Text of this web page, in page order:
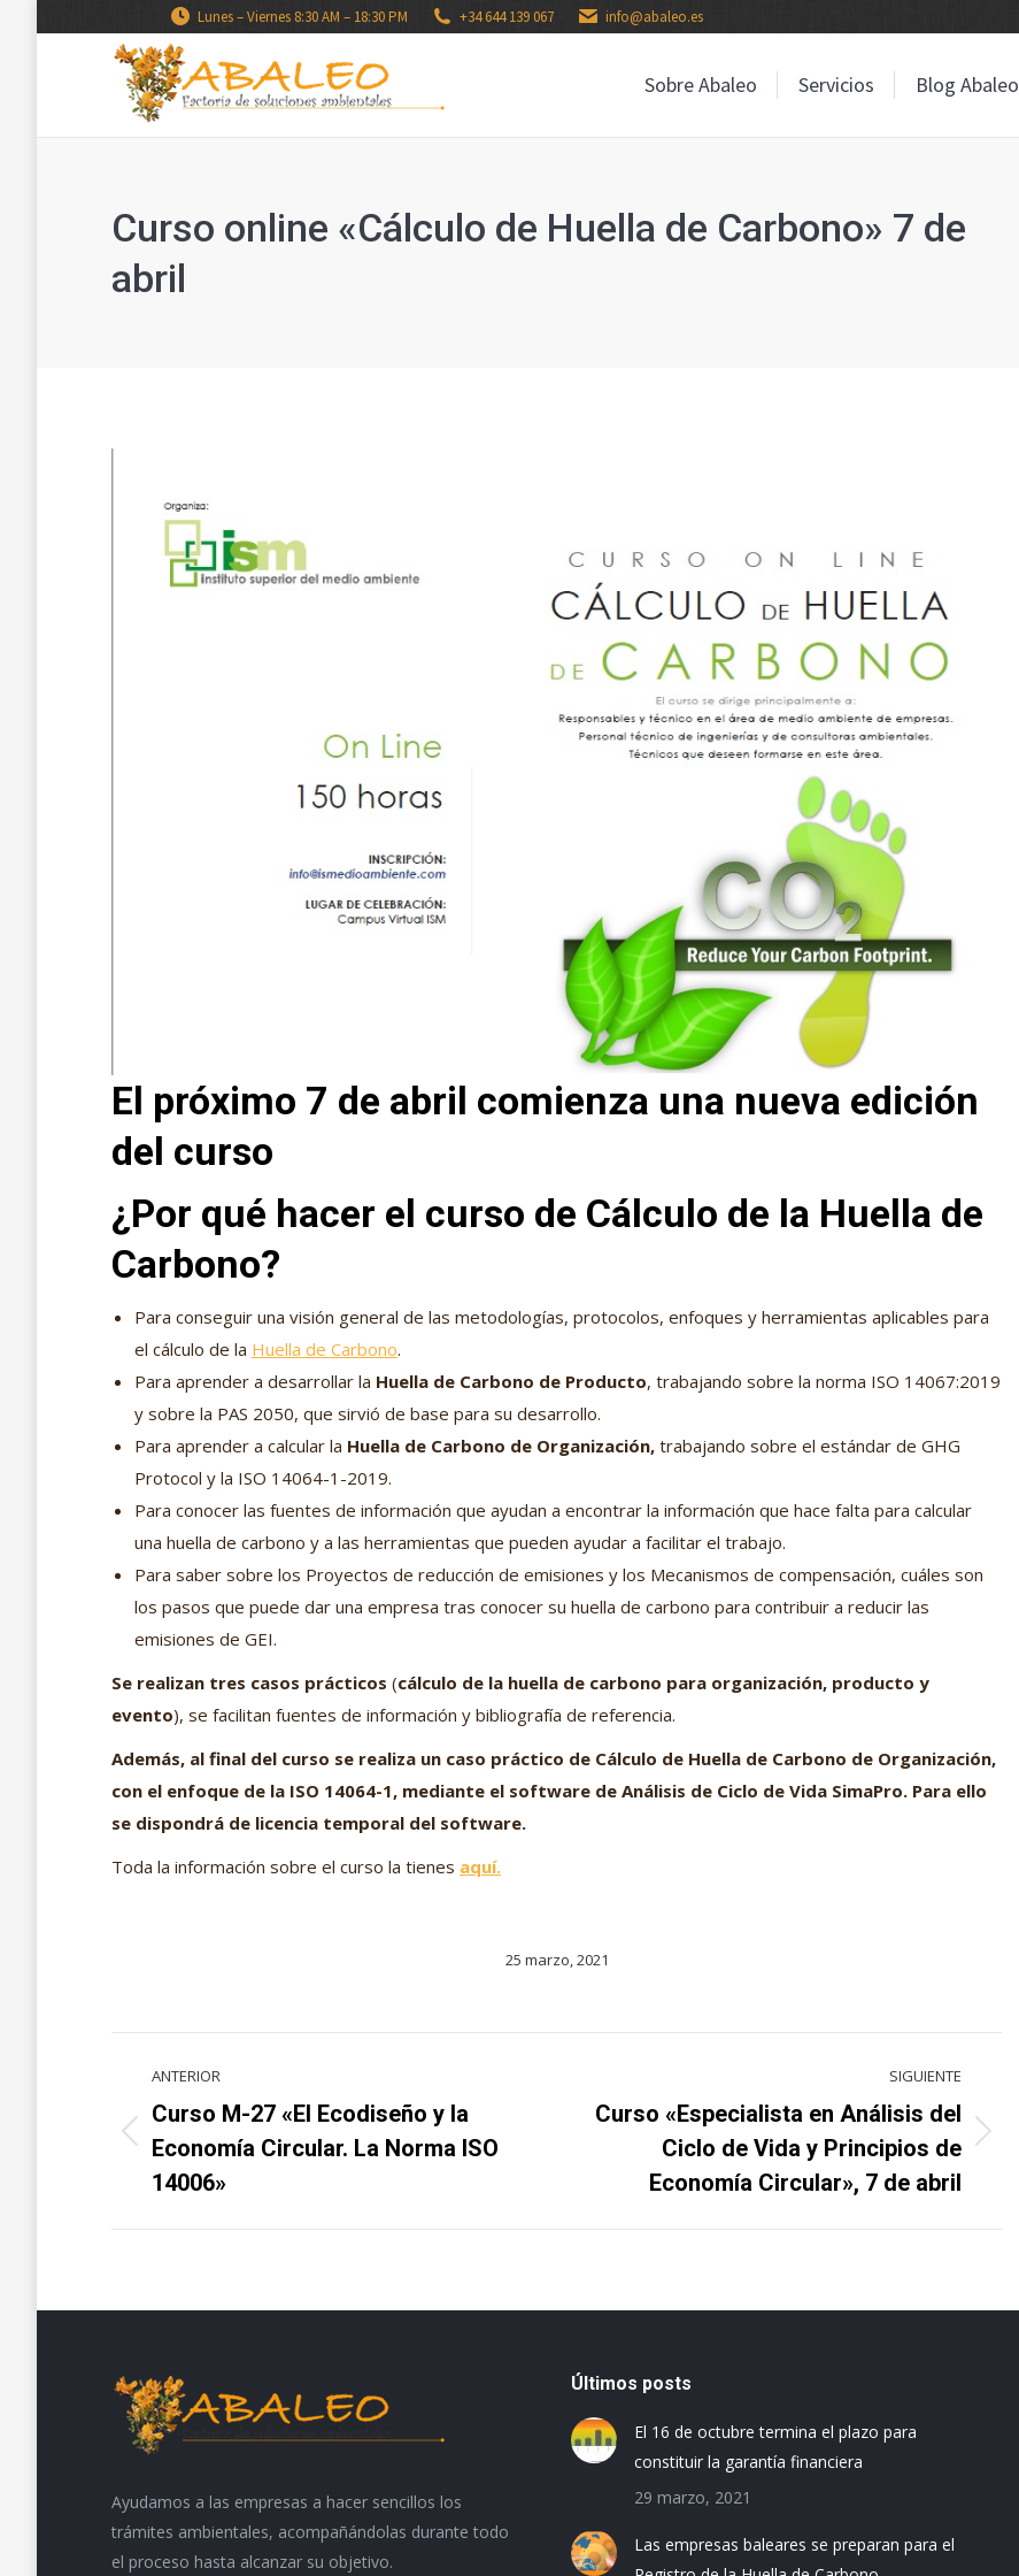
Lunes – Viernes 8:30 AM – 18:30 PM +34 644 139 067 info@abaleo.es
Sobre Abaleo Servicios Blog Abaleo
Curso online «Cálculo de Huella de Carbono» 7 de
abril
El próximo 7 de abril comienza una nueva edición
del curso
¿Por qué hacer el curso de Cálculo de la Huella de
Carbono?
Para conseguir una visión general de las metodologías, protocolos, enfoques y herramientas aplicables para
el cálculo de la Huella de Carbono.
Para aprender a desarrollar la Huella de Carbono de Producto, trabajando sobre la norma ISO 14067:2019
y sobre la PAS 2050, que sirvió de base para su desarrollo.
Para aprender a calcular la Huella de Carbono de Organización, trabajando sobre el estándar de GHG
Protocol y la ISO 14064-1-2019.
Para conocer las fuentes de información que ayudan a encontrar la información que hace falta para calcular
una huella de carbono y a las herramientas que pueden ayudar a facilitar el trabajo.
Para saber sobre los Proyectos de reducción de emisiones y los Mecanismos de compensación, cuáles son
los pasos que puede dar una empresa tras conocer su huella de carbono para contribuir a reducir las
emisiones de GEI.
Se realizan tres casos prácticos (cálculo de la huella de carbono para organización, producto y
evento), se facilitan fuentes de información y bibliografía de referencia.
Además, al final del curso se realiza un caso práctico de Cálculo de Huella de Carbono de Organización,
con el enfoque de la ISO 14064-1, mediante el software de Análisis de Ciclo de Vida SimaPro. Para ello
se dispondrá de licencia temporal del software.
Toda la información sobre el curso la tienes aquí.
25 marzo, 2021
entre
proyectos
ANTERIOR
Proyecto
anterior
Curso M-27 «El Ecodiseño y la
Economía Circular. La Norma ISO
14006»
SIGUIENTE
Proyecto
siguiente
Curso «Especialista en Análisis del
Ciclo de Vida y Principios de
Economía Circular», 7 de abril
Ayudamos a las empresas a hacer sencillos los
trámites ambientales, acompañándolas durante todo
el proceso hasta alcanzar su objetivo.
Últimos posts
El 16 de octubre termina el plazo para
constituir la garantía financiera
29 marzo, 2021
Las empresas baleares se preparan para el